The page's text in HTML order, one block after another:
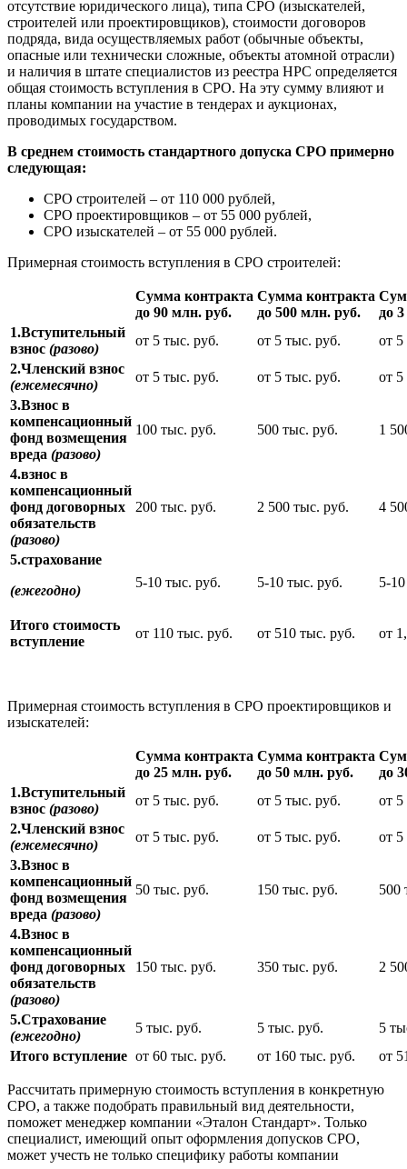
отсутствие юридического лица), типа СРО (изыскателей,
строителей или проектировщиков), стоимости договоров
подряда, вида осуществляемых работ (обычные объекты,
опасные или технически сложные, объекты атомной отрасли)
и наличия в штате специалистов из реестра НРС определяется
общая стоимость вступления в СРО. На эту сумму влияют и
планы компании на участие в тендерах и аукционах,
проводимых государством.
В среднем стоимость стандартного допуска СРО примерно
следующая:
СРО строителей – от 110 000 рублей,
СРО проектировщиков – от 55 000 рублей,
СРО изыскателей – от 55 000 рублей.
Примерная стоимость вступления в СРО строителей:
Сумма контракта
до 90 млн. руб.
Сумма контракта
до 500 млн. руб.
до
1.Вступительный
взнос (разово)
от 5 тыс. руб. от 5 тыс. руб.
от
2.Членский взнос
(ежемесячно)
от 5 тыс. руб. от 5 тыс. руб.
от
3.Взнос в
компенсационный
фонд возмещения
вреда (разово)
100 тыс. руб. 500 тыс. руб. 1
4.взнос в
компенсационный
фонд договорных
обязательств
(разово)
200 тыс. руб. 2 500 тыс. руб. 4
5.страхование
(ежегодно)
5-10 тыс. руб. 5-10 тыс. руб. 5-
Итого стоимость
вступление
от 110 тыс. руб. от 510 тыс. руб. от
Примерная стоимость вступления в СРО проектировщиков и
изыскателей:
Сумма контракта
до 25 млн. руб.
Сумма контракта
до 50 млн. руб.
до
1.Вступительный
взнос (разово)
от 5 тыс. руб. от 5 тыс. руб.
от
2.Членский взнос
(ежемесячно)
от 5 тыс. руб. от 5 тыс. руб.
от
3.Взнос в
компенсационный
фонд возмещения
вреда (разово)
50 тыс. руб. 150 тыс. руб. 500
4.Взнос в
компенсационный
фонд договорных
обязательств
(разово)
150 тыс. руб. 350 тыс. руб. 2
5.Страхование
(ежегодно)
5 тыс. руб. 5 тыс. руб.
5
Итого вступление от 60 тыс. руб. от 160 тыс. руб. от
Рассчитать примерную стоимость вступления в конкретную
СРО, а также подобрать правильный вид деятельности,
поможет менеджер компании «Эталон Стандарт». Только
специалист, имеющий опыт оформления допусков СРО,
может учесть не только специфику работы компании